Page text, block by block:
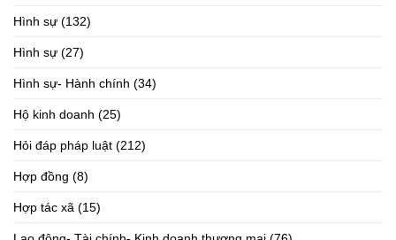
Hình sự (132)
Hình sự (27)
Hình sự- Hành chính (34)
Hộ kinh doanh (25)
Hỏi đáp pháp luật (212)
Hợp đồng (8)
Hợp tác xã (15)